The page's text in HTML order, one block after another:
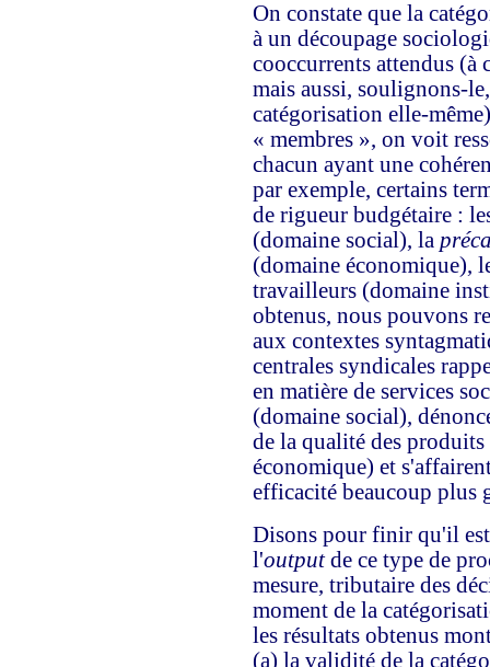
On constate que la
à un découpage
cooccurrents attendus (à
mais aussi, soulignons-
catégorisation elle-
« membres », on voit
chacun ayant une
par exemple, certains
de rigueur budgétaire :
(domaine social), la
(domaine économique),
travailleurs (domaine
obtenus, nous pouvons
aux contextes
centrales syndicales
en matière de services
(domaine social),
de la qualité des produits
économique) et
efficacité beaucoup plus
Disons pour finir qu'il
l'outputde ce type de
mesure, tributaire des
moment de la
les résultats obtenus
(a) la validité de la